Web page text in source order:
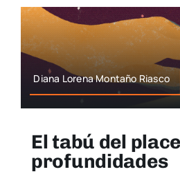
Diana Lorena Montaño Riasco
El tabú del
profundidades